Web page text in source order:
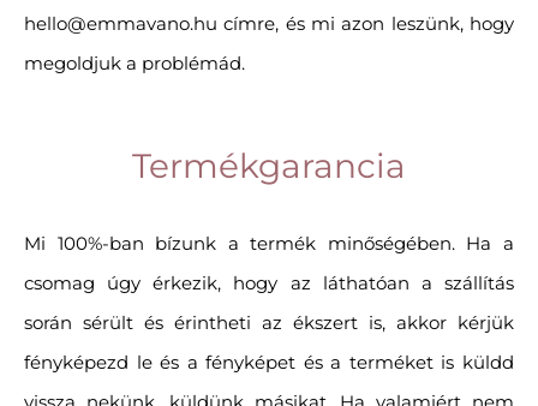
hello@emmavano.hu címre, és mi azon leszünk, hogy
megoldjuk a problémád.
Termékgarancia
Mi 100%-ban bízunk a termék minőségében. Ha a
csomag úgy érkezik, hogy az láthatóan a szállítás
során sérült és érintheti az ékszert is, akkor kérjük
fényképezd le és a fényképet és a terméket is küldd